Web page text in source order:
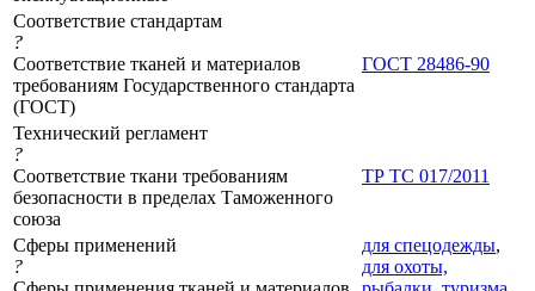
Соответствие стандартам
?
Соответствие тканей и материалов
требованиям Государственного стандарта
(ГОСТ)
ГОСТ 28486-90
Технический регламент
?
Соответствие ткани требованиям
безопасности в пределах Таможенного
союза
ТР ТС 017/2011
Сферы применений
?
для спецодежды,
для охоты,